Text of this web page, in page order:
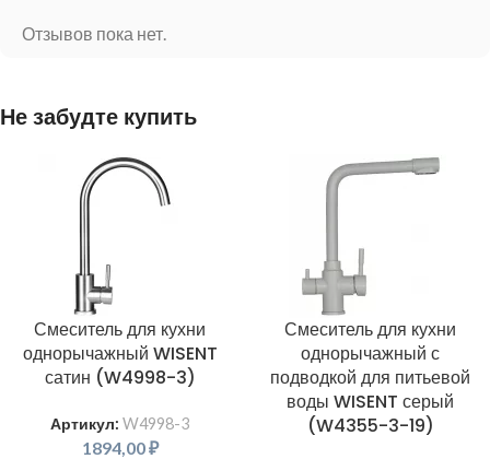
Отзывов пока нет.
Не забудте купить
Смеситель для кухни
однорычажный WISENT
сатин (W4998-3)
Артикул: W4998-3
1894,00₽
Смеситель для кухни
однорычажный с
подводкой для питьевой
воды WISENT серый
(W4355-3-19)